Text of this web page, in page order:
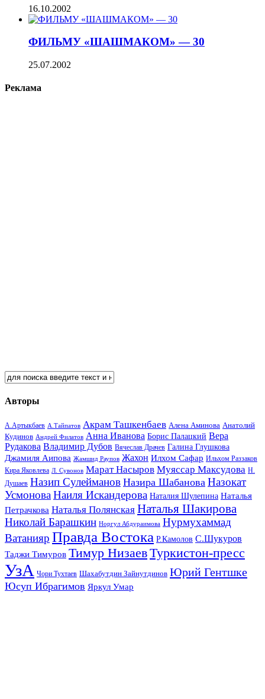
16.10.2002
ФИЛЬМУ «ШАШМАКОМ» — 30
25.07.2002
Реклама
Авторы
А.Артыкбаев А.Тайпатов Акрам Ташкенбаев Алена Аминова Анатолий
Кудинов Андрей Филатов Анна Иванова Борис Палацкий Вера
Рудакова Владимир Дубов Вячеслав Драчев Галина Глушкова
Джамиля Аипова Жамшид Раупов Жахон Илхом Сафар Ильхом Раззаков
Кира Яковлева Л. Сувонов Марат Насыров Муяссар Максудова Н.
Душаев Назип Сулейманов Назира Шабанова Назокат
УсмоноваНаиля Искандерова Наталия Шулепина Наталья
Петрачкова Наталья Полянская Наталья Шакирова
Николай Барашкин Норгул Абдураимова Нурмухаммад
Ватанияр Правда Востока Р.Камолов С.Шукуров
Таджи Тимуров Тимур НизаевТуркистон-пресс
УзА Чори Тухтаев Шахабутдин Зайнутдинов Юрий Гентшке
Юсуп Ибрагимов Яркул Умар